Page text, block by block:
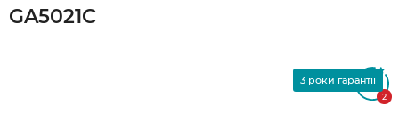
GA5021C
5
2
3 роки гарантії